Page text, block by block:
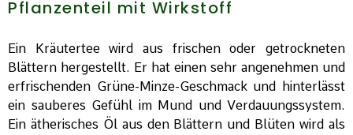
Pflanzenteil mit Wirkstoff
Ein Kräutertee wird aus frischen oder getrockneten
Blättern hergestellt. Er hat einen sehr angenehmen und
erfrischenden Grüne-Minze-Geschmack und hinterlässt
ein sauberes Gefühl im Mund und Verdauungssystem.
Ein ätherisches Öl aus den Blättern und Blüten wird als